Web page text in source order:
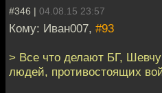
#346 | 04.08.15 23:57
Кому: Иван007, #93
> Все что делают БГ,
людей, противостоящих